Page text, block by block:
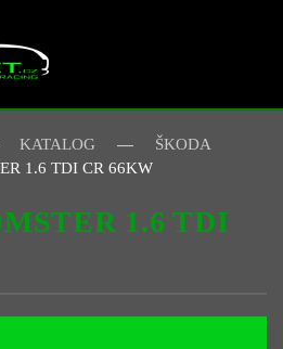
KATALOG
ŠKODA
1.6 TDI CR 66KW
1.6 TDI